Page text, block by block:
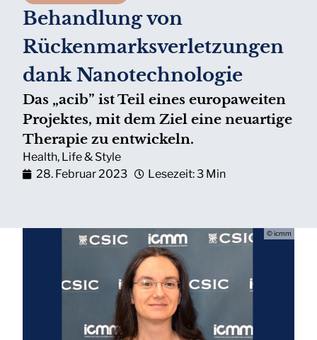
Behandlung von
Rückenmarksverletzungen
dank Nanotechnologie
Das „acib” ist Teil eines europaweiten
Projektes, mit dem Ziel eine neuartige
Therapie zu entwickeln.
Health, Life & Style
28. Februar 2023
Lesezeit: 3 Min
© icmm